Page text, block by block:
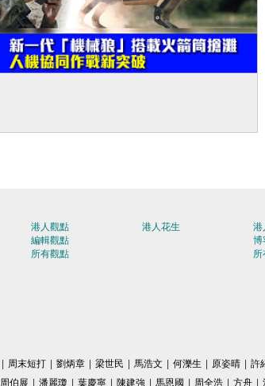
港人觀點
編輯觀點
所有觀點
港人花生
港
博
所
周末短打 劉炳章 梁世民 馬浩文 何濼生 原姿晴 許
周伯展 潘麗瓊 葉慶寧 陳建強 馬恩國 周全浩 方舟